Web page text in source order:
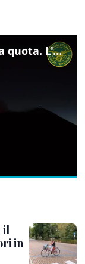
Etna, esplosioni e colate ad alta quota. L'aeroporto di Catania verso la normalità
il
in